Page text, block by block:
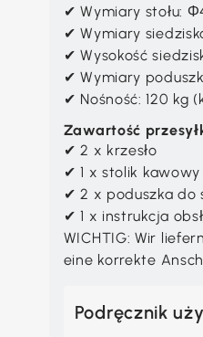
✔ Wymiary stołu:
✔ Wymiary
✔ Wysokość
✔ Wymiary
✔ Nośność: 120 kg
Zawartość
✔ 2 x krzesło
✔ 1 x stolik kawowy
✔ 2 x poduszka do
✔ 1 x instrukcja
WICHTIG: Wir
eine korrekte
Podręcznik